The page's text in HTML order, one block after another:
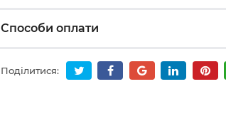
Способи оплати
Поділитися: